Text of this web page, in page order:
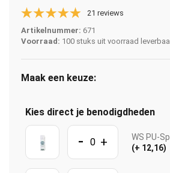
21 reviews
Artikelnummer: 671
Voorraad: 100 stuks uit voorraad
Maak een keuze:
Kies direct je benodigdheden
- +
WS PU-
(+ 12,16)